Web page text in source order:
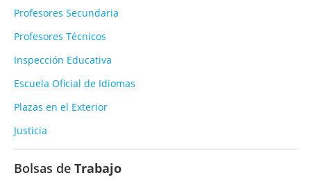
Profesores Secundaria
Profesores Técnicos
Inspección Educativa
Escuela Oficial de Idiomas
Plazas en el Exterior
Justicia
Bolsas de Trabajo